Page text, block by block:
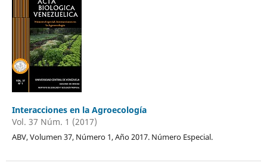
Interacciones en la Agroecología
Vol. 37 Núm. 1 (2017)
ABV, Volumen 37, Número 1, Año 2017. Número Especial.